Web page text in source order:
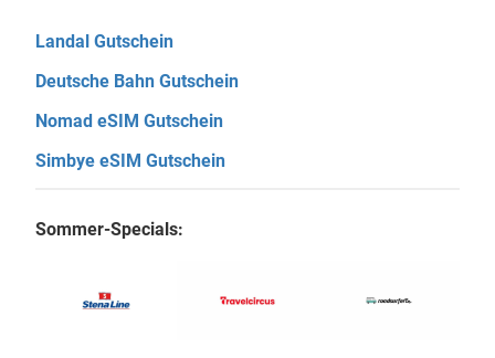
Landal Gutschein
Deutsche Bahn Gutschein
Nomad eSIM Gutschein
Simbye eSIM Gutschein
Sommer-Specials: